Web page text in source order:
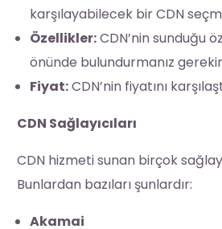
karşılayabilecek bir CDN
Özellikler:CDN’nin sunduğu
önünde bulundurmanız
Fiyat:CDN’nin fiyatını
CDN Sağlayıcıları
CDN hizmeti sunan birçok
Bunlardan bazıları şunlardır:
Akamai